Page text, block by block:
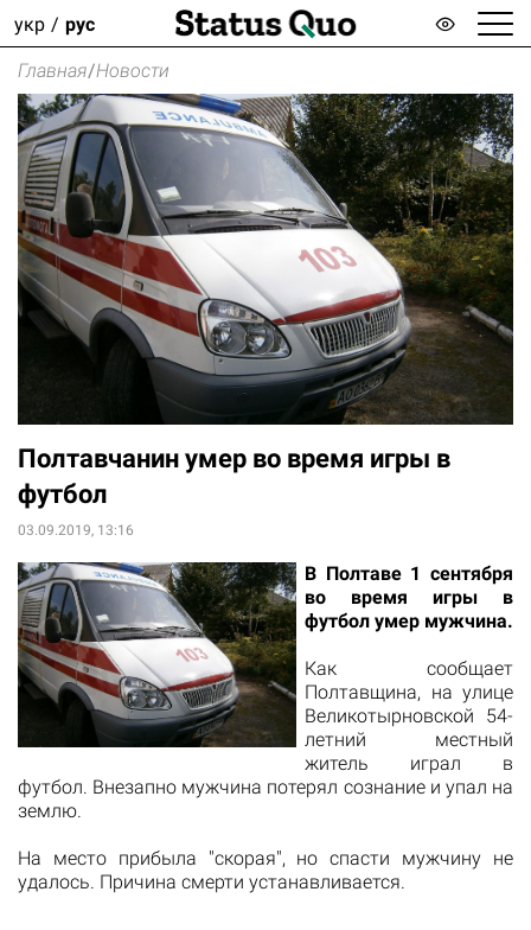
укр рус
Главная/Новости
Полтавчанин умер во время игры в
футбол
03.09.2019, 13:16
В Полтаве 1 сентября
во время игры в
футбол умер мужчина.
Как сообщает
Полтавщина, на улице
Великотырновской 54-
летний местный
житель играл в
футбол. Внезапно мужчина потерял сознание и упал на
землю.
На место прибыла "скорая", но спасти мужчину не
удалось. Причина смерти устанавливается.